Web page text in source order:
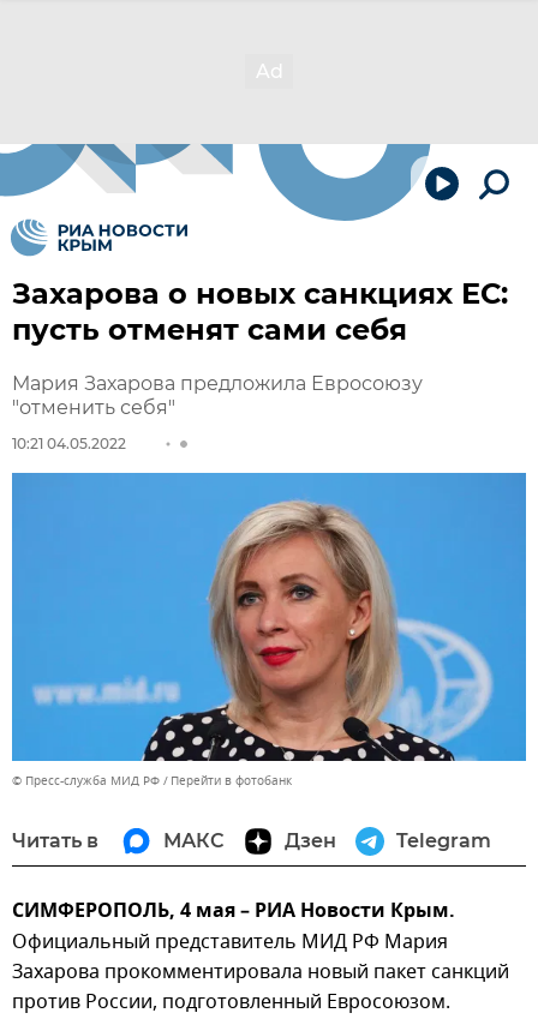
Захарова о новых санкциях ЕС:
пусть отменят сами себя
Мария Захарова предложила Евросоюзу
"отменить себя"
10:21 04.05.2022
© Пресс-служба МИД РФ Перейти в фотобанк
Читать в МАКС Дзен Telegram
СИМФЕРОПОЛЬ, 4 мая – РИА Новости Крым.
Официальный представитель МИД РФ Мария
Захарова прокомментировала новый пакет санкций
против России, подготовленный Евросоюзом.